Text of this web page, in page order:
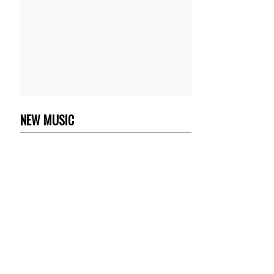
NEW MUSIC